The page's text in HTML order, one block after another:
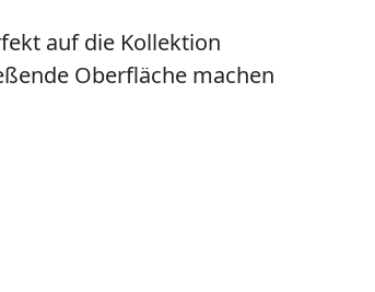
auf die Kollektion
Oberfläche machen